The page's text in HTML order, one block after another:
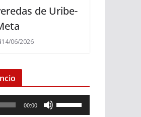
de Uribe-
14/06/2026
00:00